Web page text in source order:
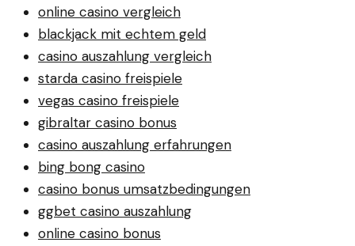
online casino vergleich
blackjack mit echtem geld
casino auszahlung vergleich
starda casino freispiele
vegas casino freispiele
gibraltar casino bonus
casino auszahlung erfahrungen
bing bong casino
casino bonus umsatzbedingungen
ggbet casino auszahlung
online casino bonus